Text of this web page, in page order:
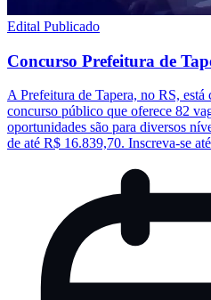
Edital Publicado
Concurso Prefeitura de
A Prefeitura de Tapera, no RS, está
concurso público que oferece 82
oportunidades são para diversos
de até R$ 16.839,70. Inscreva-se